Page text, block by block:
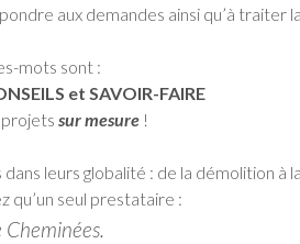
aux demandes ainsi qu’à traiter
mots sont :
et SAVOIR-FAIRE
sur mesure !
leurs globalité : de la démolition
qu’un seul prestataire :
Cheminées.